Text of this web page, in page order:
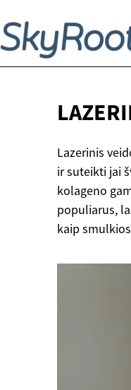
Lazerinis
ir suteikti jai
kolageno
populiarus,
kaip